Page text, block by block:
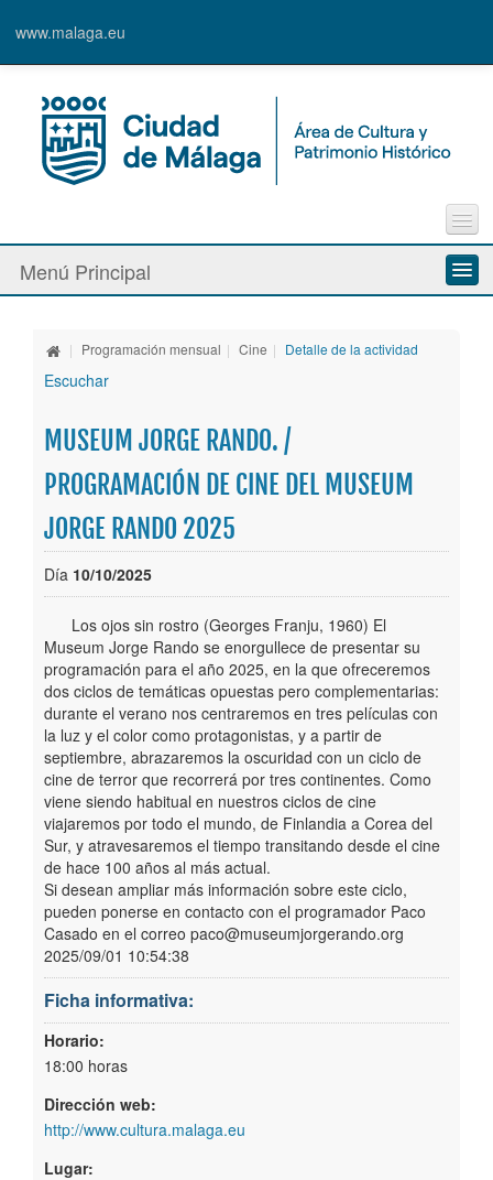
www.malaga.eu
Contacto
Quejas y Sugerencias
Menú Principal
Espacios culturales
Actividades
Banda Municipal de Música
Publicaciones
Trámites
Newsletter
| Programación mensual | Cine | Detalle de la actividad
Escuchar
MUSEUM JORGE RANDO. /
PROGRAMACIÓN DE CINE DEL MUSEUM
JORGE RANDO 2025
Día 10/10/2025
Los ojos sin rostro (Georges Franju, 1960) El
Museum Jorge Rando se enorgullece de presentar su
programación para el año 2025, en la que ofreceremos
dos ciclos de temáticas opuestas pero complementarias:
durante el verano nos centraremos en tres películas con
la luz y el color como protagonistas, y a partir de
septiembre, abrazaremos la oscuridad con un ciclo de
cine de terror que recorrerá por tres continentes. Como
viene siendo habitual en nuestros ciclos de cine
viajaremos por todo el mundo, de Finlandia a Corea del
Sur, y atravesaremos el tiempo transitando desde el cine
de hace 100 años al más actual.
Si desean ampliar más información sobre este ciclo,
pueden ponerse en contacto con el programador Paco
Casado en el correo paco@museumjorgerando.org
2025/09/01 10:54:38
Ficha informativa:
Horario:
18:00 horas
Dirección web:
http://www.cultura.malaga.eu
Lugar: